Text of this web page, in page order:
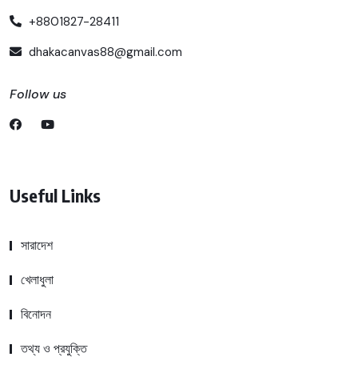
+8801827-28411
dhakacanvas88@gmail.com
Follow us
Useful Links
সারাদেশ
খেলাধুলা
বিনোদন
তথ্য ও প্রযুক্তি